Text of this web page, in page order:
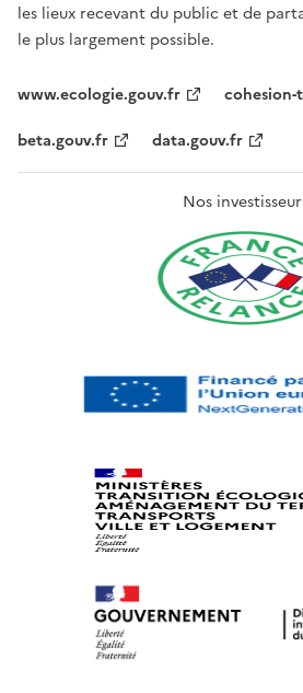
les lieux recevant du public et de
le plus largement possible.
www.ecologie.gouv.fr
beta.gouv.fr
data.gouv.fr
Nos